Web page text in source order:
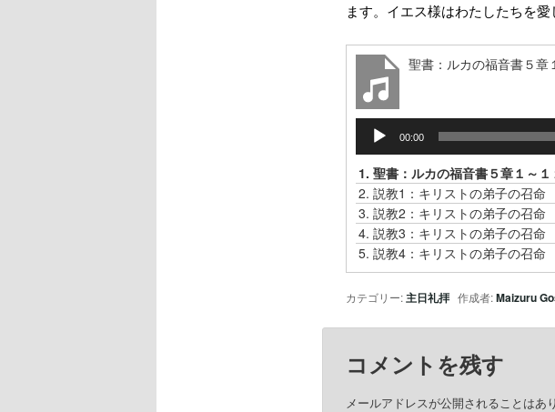
ます。イエス様はわたしたちを
聖書：ルカの福音書５章
レ
ー
ヤ
ー
00:00
1. 聖書：ルカの福音書５章１～１
2. 説教1：キリストの弟子の召命
3. 説教2：キリストの弟子の召命
4. 説教3：キリストの弟子の召命
5. 説教4：キリストの弟子の召命
カテゴリー:主日礼拝作成者:Maizuru
コメントを残す
メールアドレスが公開されることはあ